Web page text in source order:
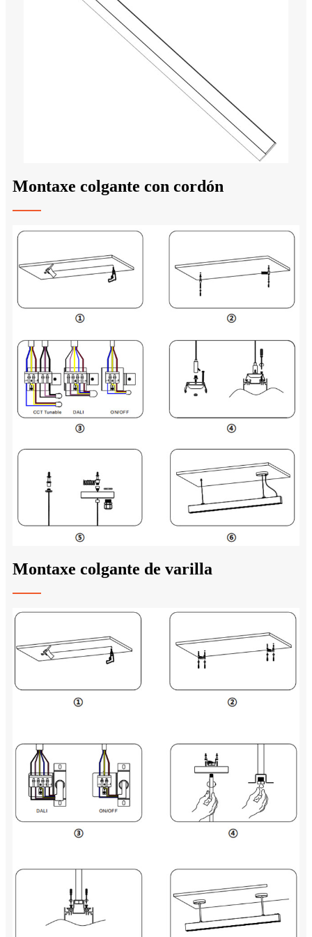
Montaxe colgante con cordón
Montaxe colgante de varilla